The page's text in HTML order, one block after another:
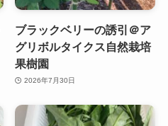
ブラックベリーの誘引＠ア
グリボルタイクス自然栽培
果樹園
2026年7月30日